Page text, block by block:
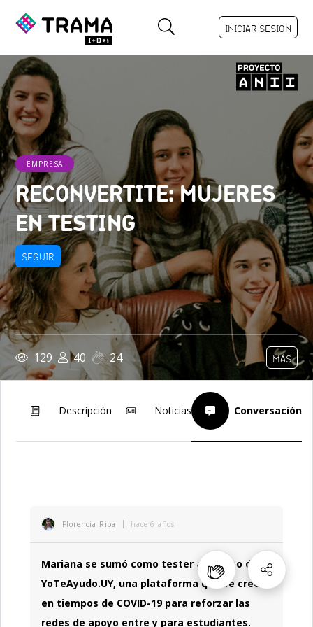
INICIAR SESIÓN
EMPRESA
RECONVERTITE: MUJERES
EN TESTING
SEGUIR
129 40 24 MÁS
Descripción Noticias Conversación
Florencia Ripa hace 6 años
Mariana se sumó como tester al equipo de
YoTeAyudo.UY, una plataforma que se creó
en tiempos de COVID-19 para reforzar las
redes de apoyo entre y para estudiantes.